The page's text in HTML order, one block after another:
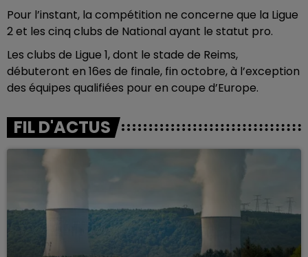
Pour l’instant, la compétition ne concerne que la Ligue
2 et les cinq clubs de National ayant le statut pro.
Les clubs de Ligue 1, dont le stade de Reims,
débuteront en 16es de finale, fin octobre, à l’exception
des équipes qualifiées pour en coupe d’Europe.
FIL D'ACTUS